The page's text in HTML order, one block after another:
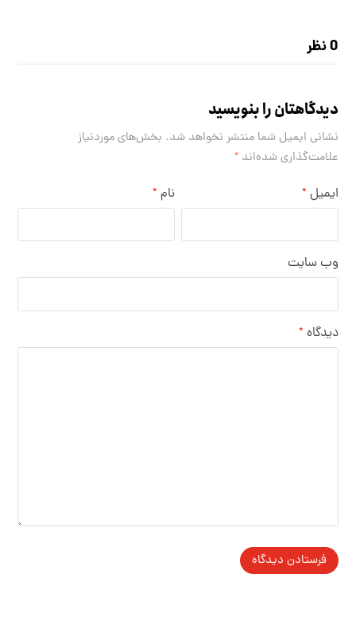
0 نظر
دیدگاهتان را بنویسید
نشانی ایمیل شما منتشر نخواهد شد. بخش‌های موردنیاز
علامت‌گذاری شده‌اند*
نام * ایمیل *
وب‌ سایت
دیدگاه *